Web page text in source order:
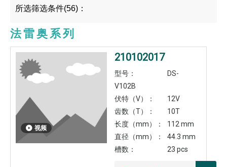
所选筛选条件(56)：
法雷奥系列
视频
210102017
型号：
DS-
V102B
伏特（V）：
12V
齿数（T）：
10T
长度（mm）：
112 mm
直径（mm）：
44.3 mm
槽数：
23 pcs